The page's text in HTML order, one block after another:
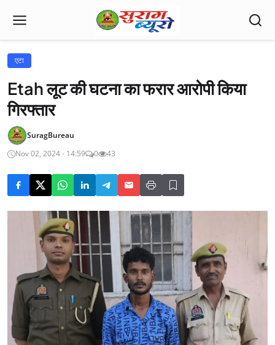
एटा
Etah लूट की घटना का फरार आरोपी किया
गिरफ्तार
SuragBureau
Nov 02, 2024 - 14:59
0 43